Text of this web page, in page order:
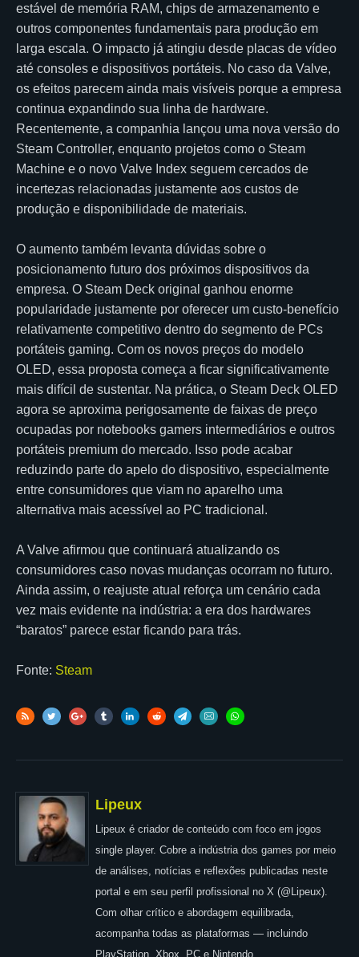
estável de memória RAM, chips de armazenamento e
outros componentes fundamentais para produção em
larga escala. O impacto já atingiu desde placas de vídeo
até consoles e dispositivos portáteis. No caso da Valve,
os efeitos parecem ainda mais visíveis porque a empresa
continua expandindo sua linha de hardware.
Recentemente, a companhia lançou uma nova versão do
Steam Controller, enquanto projetos como o Steam
Machine e o novo Valve Index seguem cercados de
incertezas relacionadas justamente aos custos de
produção e disponibilidade de materiais.
O aumento também levanta dúvidas sobre o
posicionamento futuro dos próximos dispositivos da
empresa. O Steam Deck original ganhou enorme
popularidade justamente por oferecer um custo-benefício
relativamente competitivo dentro do segmento de PCs
portáteis gaming. Com os novos preços do modelo
OLED, essa proposta começa a ficar significativamente
mais difícil de sustentar. Na prática, o Steam Deck OLED
agora se aproxima perigosamente de faixas de preço
ocupadas por notebooks gamers intermediários e outros
portáteis premium do mercado. Isso pode acabar
reduzindo parte do apelo do dispositivo, especialmente
entre consumidores que viam no aparelho uma
alternativa mais acessível ao PC tradicional.
A Valve afirmou que continuará atualizando os
consumidores caso novas mudanças ocorram no futuro.
Ainda assim, o reajuste atual reforça um cenário cada
vez mais evidente na indústria: a era dos hardwares
“baratos” parece estar ficando para trás.
Fonte: Steam
Lipeux
Lipeux é criador de conteúdo com foco em jogos
single player. Cobre a indústria dos games por meio
de análises, notícias e reflexões publicadas neste
portal e em seu perfil profissional no X (@Lipeux).
Com olhar crítico e abordagem equilibrada,
acompanha todas as plataformas — incluindo
PlayStation, Xbox, PC e Nintendo.